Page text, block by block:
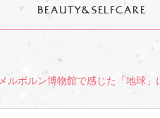
BEAUTY&SELFCARE
メルボルン博物館で感じた「地球」